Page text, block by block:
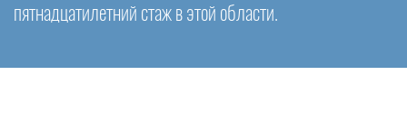
пятнадцатилетний стаж в этой области.